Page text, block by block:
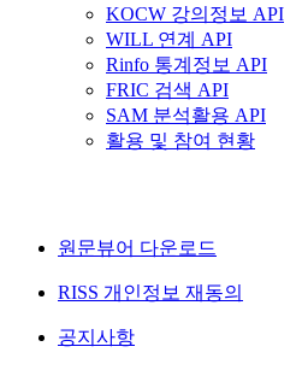
KOCW 강의정보 API
WILL 연계 API
Rinfo 통계정보 API
FRIC 검색 API
SAM 분석활용 API
활용 및 참여 현황
원문뷰어 다운로드
RISS 개인정보 재동의
공지사항